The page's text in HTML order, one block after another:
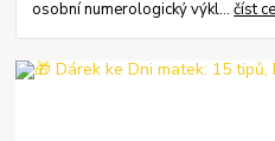
osobní numerologický výkl...číst